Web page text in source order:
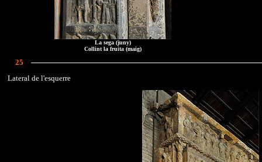
La sega (juny)
Collint la fruita (maig)
25
Lateral de l'esquerre